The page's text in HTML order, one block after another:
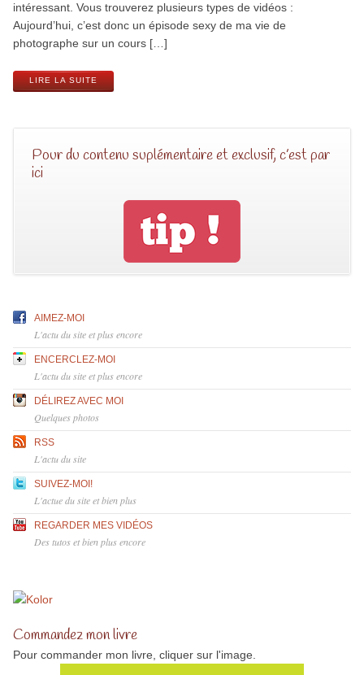
intéressant. Vous trouverez plusieurs types de vidéos :
Aujourd’hui, c’est donc un épisode sexy de ma vie de
photographe sur un cours […]
LIRE LA SUITE
Pour du contenu suplémentaire et exclusif, c’est par
ici
AIMEZ-MOI
L'actu du site et plus encore
ENCERCLEZ-MOI
L'actu du site et plus encore
DÉLIREZ AVEC MOI
Quelques photos
RSS
L'actu du site
SUIVEZ-MOI!
L'actue du site et bien plus
REGARDER MES VIDÉOS
Des tutos et bien plus encore
Commandez mon livre
Pour commander mon livre, cliquer sur l'image.